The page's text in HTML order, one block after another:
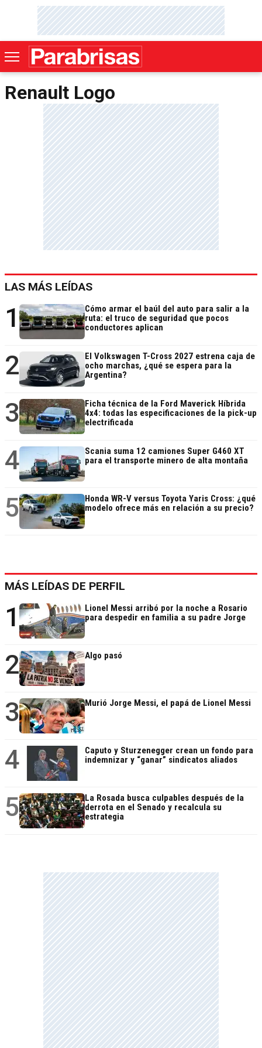
Renault Logo
LAS MÁS LEÍDAS
1
Cómo armar el baúl del auto para salir a la
ruta: el truco de seguridad que pocos
conductores aplican
2
El Volkswagen T-Cross 2027 estrena caja de
ocho marchas, ¿qué se espera para la
Argentina?
3
Ficha técnica de la Ford Maverick Híbrida
4x4: todas las especificaciones de la pick-up
electrificada
4
Scania suma 12 camiones Super G460 XT
para el transporte minero de alta montaña
5
Honda WR-V versus Toyota Yaris Cross: ¿qué
modelo ofrece más en relación a su precio?
MÁS LEÍDAS DE PERFIL
1
Lionel Messi arribó por la noche a Rosario
para despedir en familia a su padre Jorge
2 Algo pasó
3 Murió Jorge Messi, el papá de Lionel Messi
4
Caputo y Sturzenegger crean un fondo para
indemnizar y “ganar” sindicatos aliados
5
La Rosada busca culpables después de la
derrota en el Senado y recalcula su
estrategia